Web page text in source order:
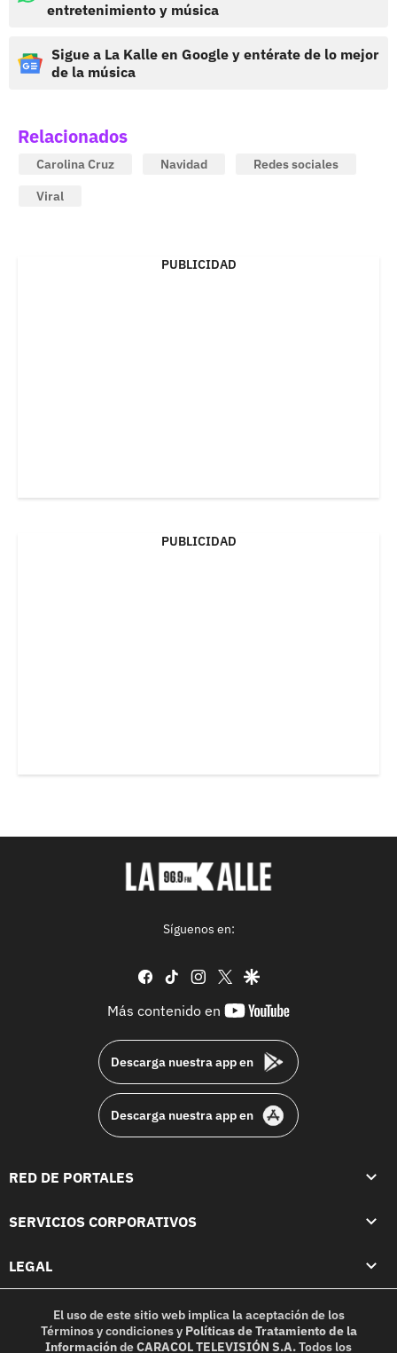
entretenimiento y música
Sigue a La Kalle en Google y entérate de lo mejor
de la música
Relacionados
Carolina Cruz Navidad
Redes sociales
Viral
PUBLICIDAD
PUBLICIDAD
Síguenos en:
facebook
tiktok instagram
twittergoogle
Más contenido en
youtube-
Descarga nuestra app en
Descarga nuestra app en
RED DE PORTALES
SERVICIOS CORPORATIVOS
LEGAL
El uso de este sitio web implica la aceptación de los
Términos y condicionesy Políticas de Tratamiento de la
InformacióndeCARACOL TELEVISIÓN S.A.Todos los